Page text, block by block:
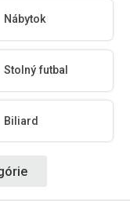
Nábytok
Stolný futbal
Biliard